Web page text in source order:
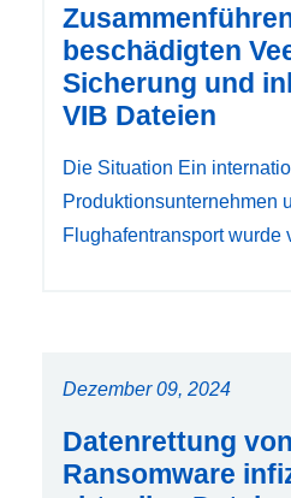
beschädigten
Sicherung und
VIB Dateien
Die Situation Ein
Produktionsunternehmen
Flughafentransport wurde
Dezember 09, 2024
Datenrettung
Ransomware